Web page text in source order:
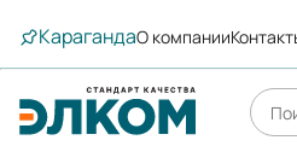
КарагандаО компании